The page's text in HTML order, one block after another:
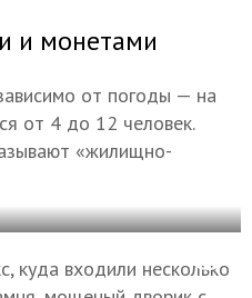
и монетами
от погоды — на
от 4 до 12 человек.
«жилищно-
куда входили несколько